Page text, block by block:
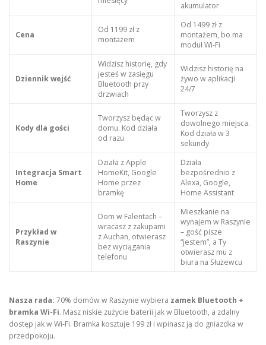
akumulator
Cena
Od 1199 zł z
montażem
Od 1499 zł z
montażem, bo ma
moduł Wi-Fi
Dziennik wejść
Widzisz historię, gdy
jesteś w zasięgu
Bluetooth przy
drzwiach
Widzisz historię na
żywo w aplikacji
24/7
Kody dla gości
Tworzysz będąc w
domu. Kod działa
od razu
Tworzysz z
dowolnego miejsca.
Kod działa w 3
sekundy
Integracja Smart
Home
Działa z Apple
HomeKit, Google
Home przez
bramkę
Działa
bezpośrednio z
Alexa, Google,
Home Assistant
Przykład w
Raszynie
Dom w Falentach –
wracasz z zakupami
z Auchan, otwierasz
bez wyciągania
telefonu
Mieszkanie na
wynajem w Raszynie
– gość pisze
“jestem”, a Ty
otwierasz mu z
biura na Służewcu
Nasza rada: 70% domów w Raszynie wybiera zamek Bluetooth +
bramka Wi-Fi. Masz niskie zużycie baterii jak w Bluetooth, a zdalny
dostęp jak w Wi-Fi. Bramka kosztuje 199 zł i wpinasz ją do gniazdka w
przedpokoju.